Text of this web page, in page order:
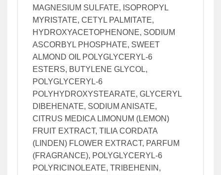
MAGNESIUM SULFATE, ISOPROPYL
MYRISTATE, CETYL PALMITATE,
HYDROXYACETOPHENONE, SODIUM
ASCORBYL PHOSPHATE, SWEET
ALMOND OIL POLYGLYCERYL-6
ESTERS, BUTYLENE GLYCOL,
POLYGLYCERYL-6
POLYHYDROXYSTEARATE, GLYCERYL
DIBEHENATE, SODIUM ANISATE,
CITRUS MEDICA LIMONUM (LEMON)
FRUIT EXTRACT, TILIA CORDATA
(LINDEN) FLOWER EXTRACT, PARFUM
(FRAGRANCE), POLYGLYCERYL-6
POLYRICINOLEATE, TRIBEHENIN,